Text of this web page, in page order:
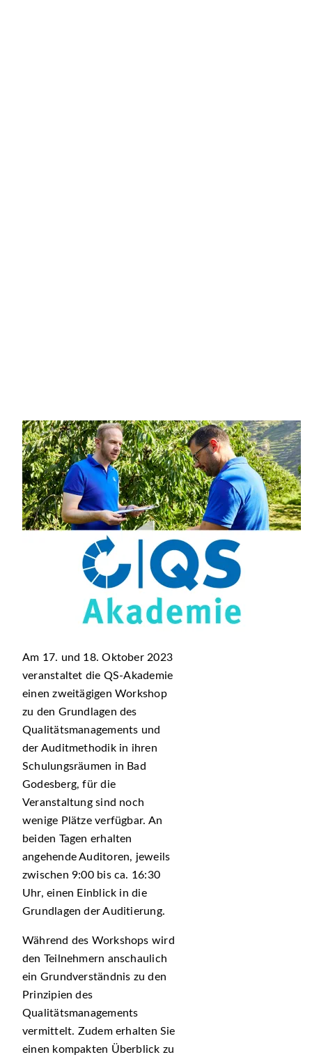
Am 17. und 18. Oktober 2023
veranstaltet die QS-Akademie
einen zweitägigen Workshop
zu den Grundlagen des
Qualitätsmanagements und
der Auditmethodik in ihren
Schulungsräumen in Bad
Godesberg, für die
Veranstaltung sind noch
wenige Plätze verfügbar. An
beiden Tagen erhalten
angehende Auditoren, jeweils
zwischen 9:00 bis ca. 16:30
Uhr, einen Einblick in die
Grundlagen der Auditierung.
Während des Workshops wird
den Teilnehmern anschaulich
ein Grundverständnis zu den
Prinzipien des
Qualitätsmanagements
vermittelt. Zudem erhalten Sie
einen kompakten Überblick zu